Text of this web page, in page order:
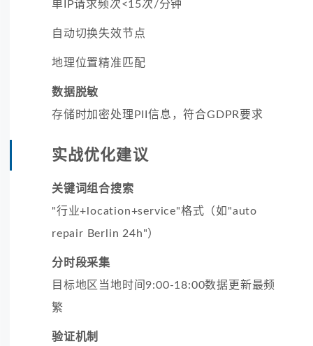
单IP请求频次<15次/分钟
自动切换失效节点
地理位置精准匹配
数据脱敏
存储时加密处理PII信息，符合GDPR要求
实战优化建议
关键词组合搜索
"行业+location+service"格式（如"auto
repair Berlin 24h"）
分时段采集
目标地区当地时间9:00-18:00数据更新最频
繁
验证机制